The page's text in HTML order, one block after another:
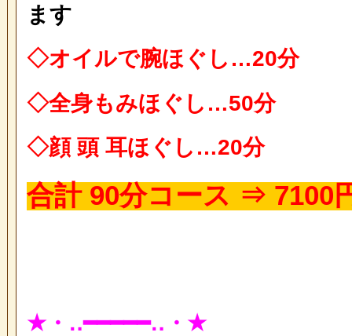
ます
◇オイルで腕ほぐし…20分
◇全身もみほぐし…50分
◇顔 頭 耳ほぐし…20分
合計 90分コース ⇒ 7100
★・‥━━━━━‥・★